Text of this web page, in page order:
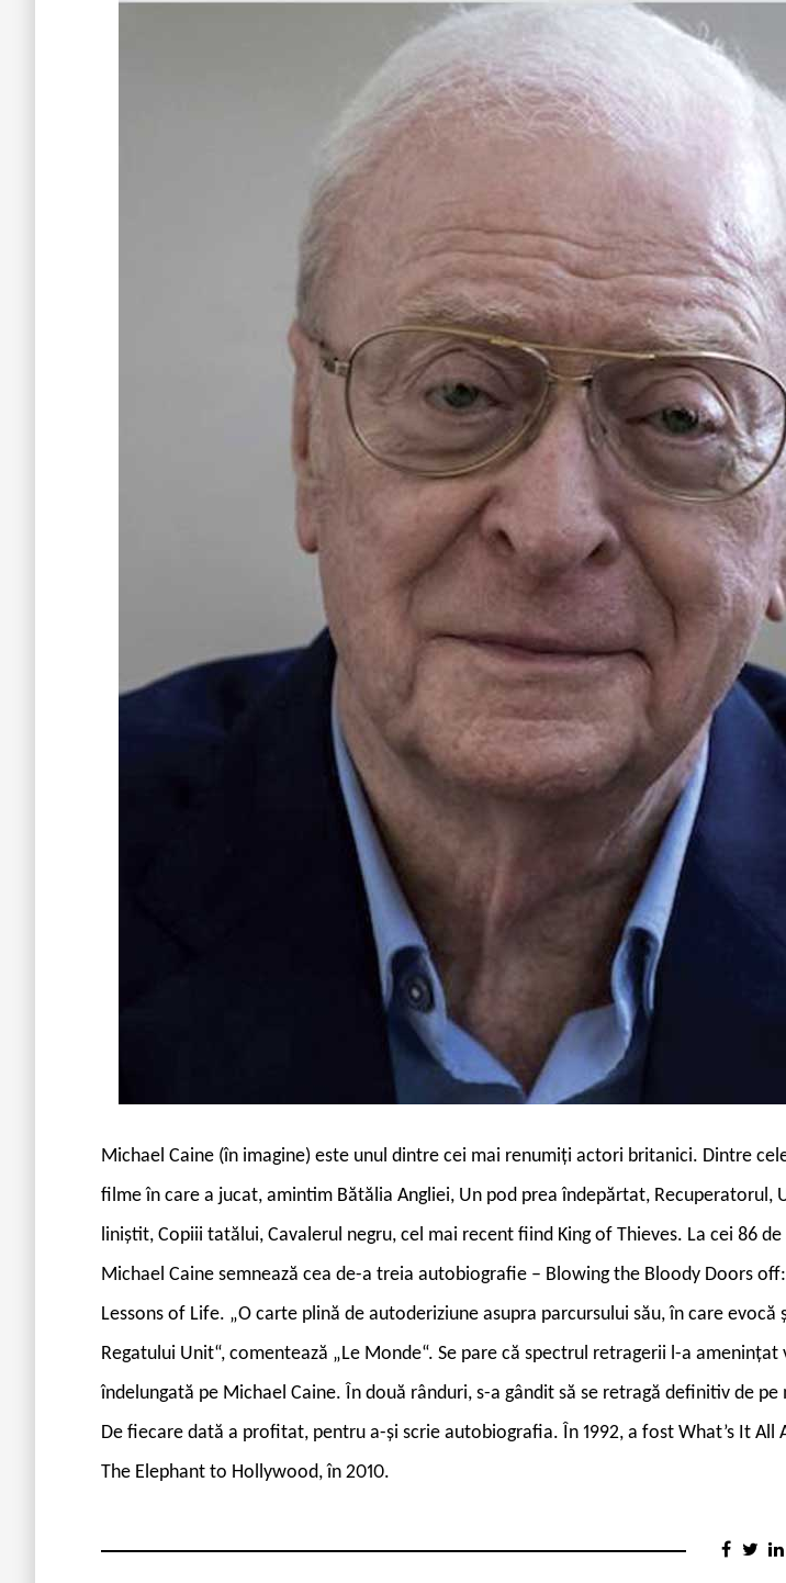
Michael Caine (în imagine) este unul dintre cei mai renumiți actori britanici. Dintre
filme în care a jucat, amintim Bătălia Angliei, Un pod prea îndepărtat, Recuperatorul,
liniștit, Copiii tatălui, Cavalerul negru, cel mai recent fiind King of Thieves. La cei 86 de
Michael Caine semnează cea de-a treia autobiografie – Blowing the Bloody Doors
Lessons of Life. „O carte plină de autoderiziune asupra parcursului său, în care evocă
Regatului Unit“, comentează „Le Monde“. Se pare că spectrul retragerii l-a amenințat
îndelungată pe Michael Caine. În două rânduri, s-a gândit să se retragă definitiv de pe
De fiecare dată a profitat, pentru a-și scrie autobiografia. În 1992, a fost What’s It All
The Elephant to Hollywood, în 2010.